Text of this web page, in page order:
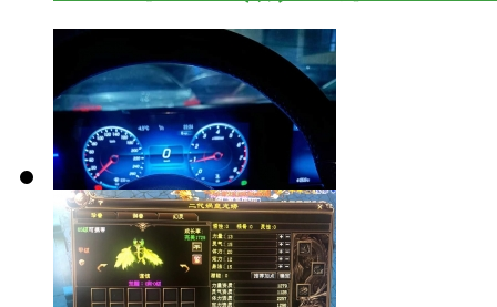
我遇到的两种
可爱机制